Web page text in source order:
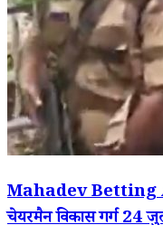
Mahadev Betting